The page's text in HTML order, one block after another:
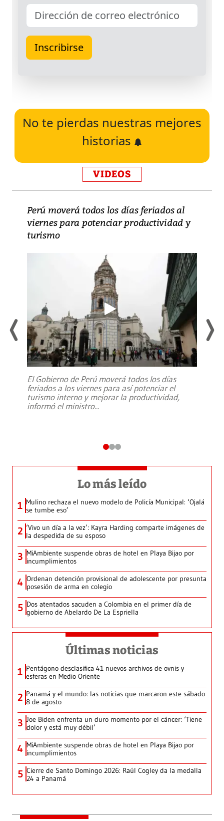
No te pierdas nuestras mejores
historias
VIDEOS
Perú moverá todos los días feriados al
viernes para potenciar productividad y
turismo
El Gobierno de Perú moverá todos los días
feriados a los viernes para así potenciar el
turismo interno y mejorar la productividad,
informó el ministro...
Lo más leído
1 Mulino rechaza el nuevo modelo de Policía Municipal: ‘Ojalá
se tumbe eso’
2 ‘Vivo un día a la vez’: Kayra Harding comparte imágenes de
la despedida de su esposo
3 MiAmbiente suspende obras de hotel en Playa Bijao por
incumplimientos
4 Ordenan detención provisional de adolescente por presunta
posesión de arma en colegio
5 Dos atentados sacuden a Colombia en el primer día de
gobierno de Abelardo De La Espriella
Últimas noticias
1 Pentágono desclasifica 41 nuevos archivos de ovnis y
esferas en Medio Oriente
2 Panamá y el mundo: las noticias que marcaron este sábado
8 de agosto
3 Joe Biden enfrenta un duro momento por el cáncer: ‘Tiene
dolor y está muy débil’
4 MiAmbiente suspende obras de hotel en Playa Bijao por
incumplimientos
5 Cierre de Santo Domingo 2026: Raúl Cogley da la medalla
24 a Panamá